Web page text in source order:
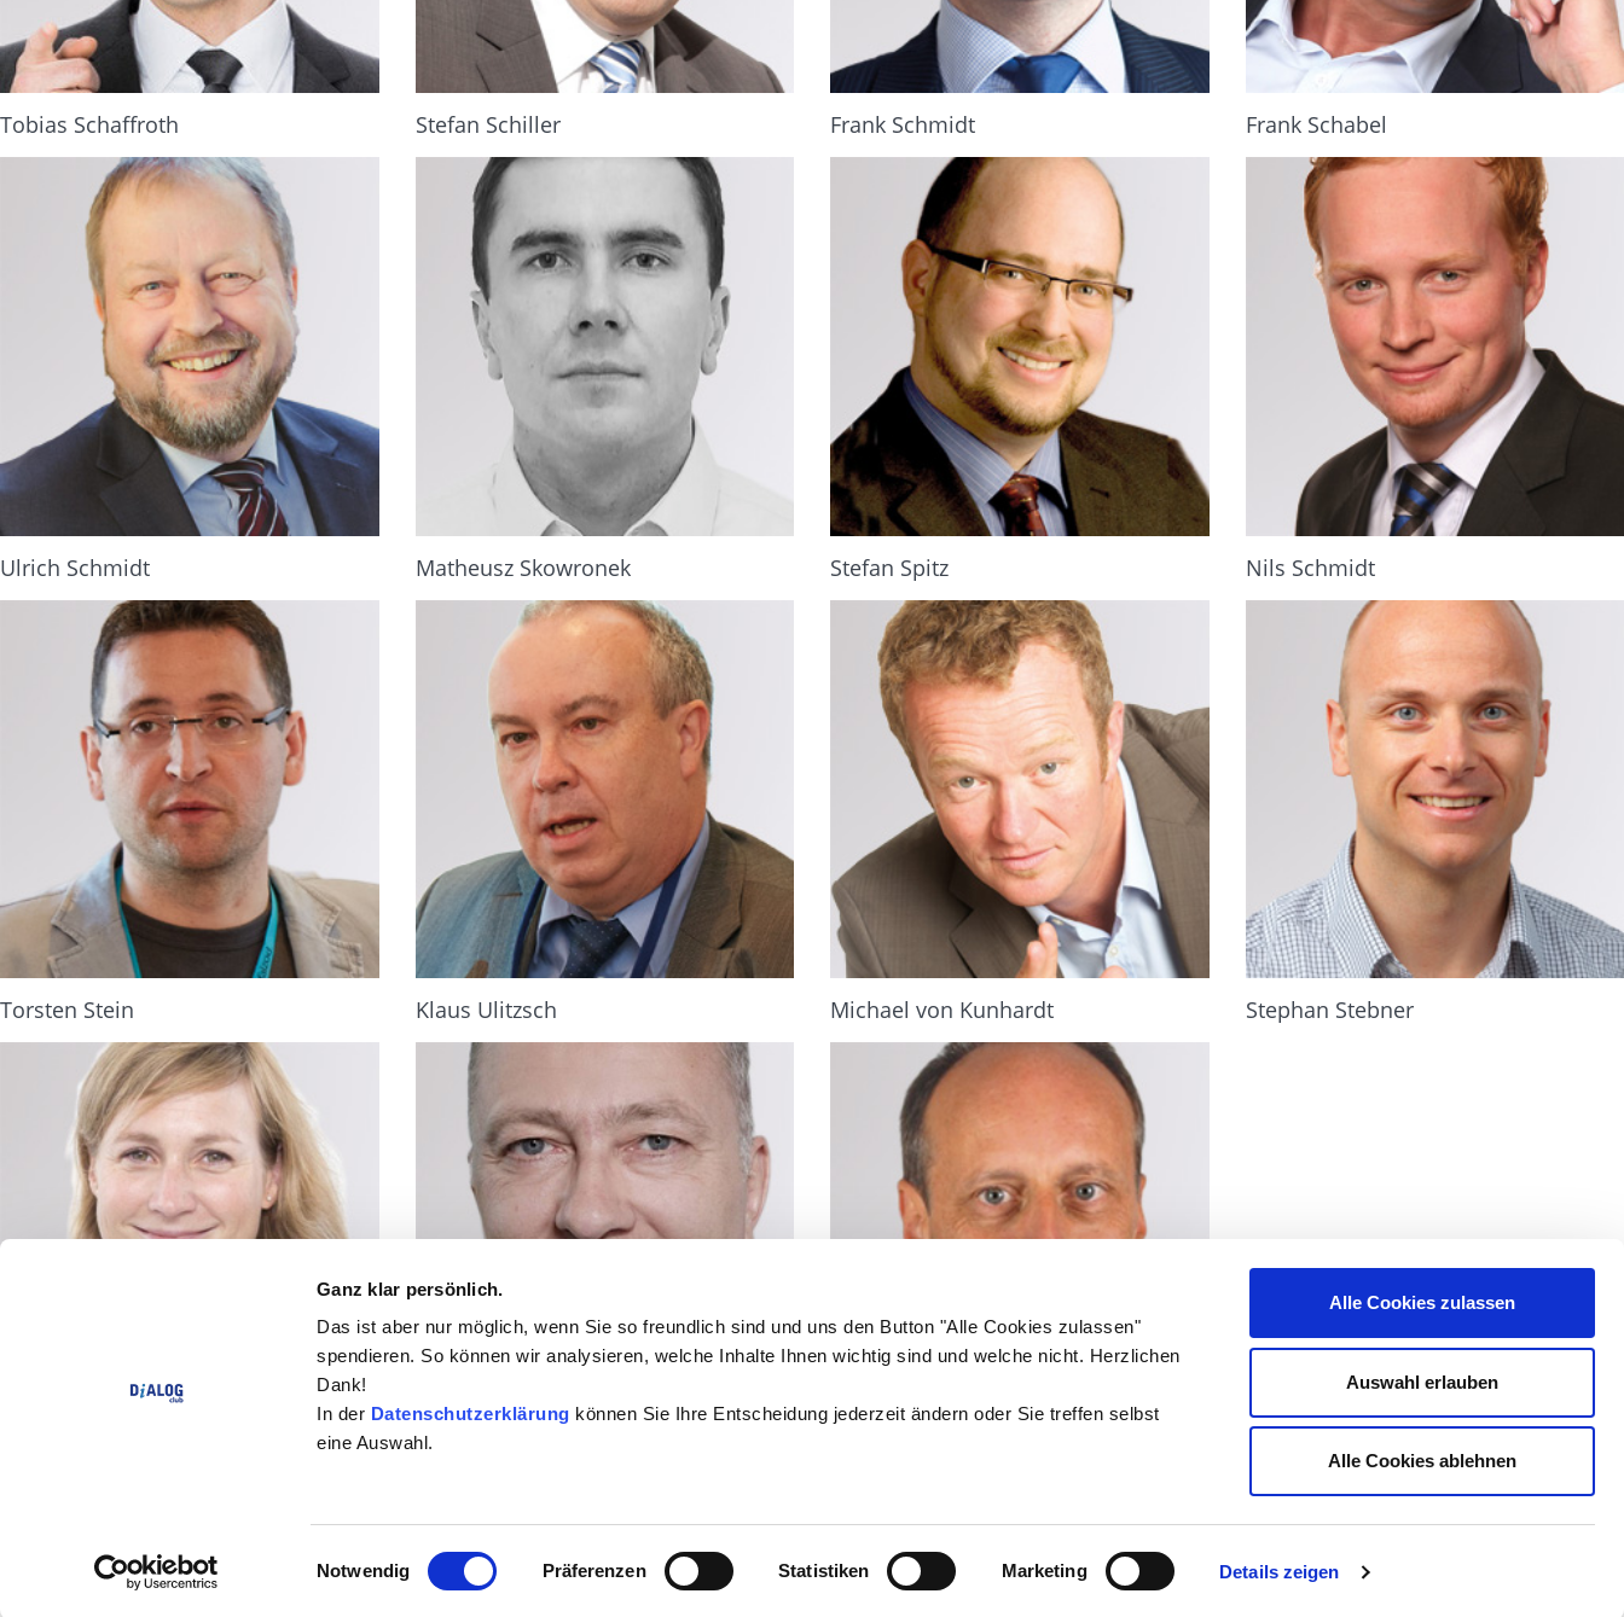
Ganz klar persönlich.
Das ist aber nur möglich, wenn Sie so freundlich sind und uns den Button "Alle Cookies zulassen"
spendieren. So können wir analysieren, welche Inhalte Ihnen wichtig sind und welche nicht. Herzlichen
Dank!
In der Datenschutzerklärung können Sie Ihre Entscheidung jederzeit ändern oder Sie treffen selbst
eine Auswahl.
Einwilligungsauswahl
Notwendig Präferenzen Statistiken Marketing Details zeigen
Alle Cookies zulassen
Auswahl erlauben
Alle Cookies ablehnen
Tobias Schaffroth Stefan Schiller Frank Schmidt Frank Schabel
Ulrich Schmidt Matheusz Skowronek Stefan Spitz Nils Schmidt
Torsten Stein Klaus Ulitzsch Michael von Kunhardt Stephan Stebner
Andreas Weiss
© 2026 DiALOG Club . Alle Rechte vorbehalten.